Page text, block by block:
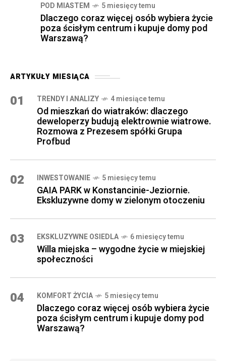
POD MIASTEM 5 miesięcy temu
Dlaczego coraz więcej osób wybiera życie
poza ścisłym centrum i kupuje domy pod
Warszawą?
ARTYKUŁY MIESIĄCA
01 TRENDY I ANALIZY 4 miesiące temu
Od mieszkań do wiatraków: dlaczego
deweloperzy budują elektrownie wiatrowe.
Rozmowa z Prezesem spółki Grupa
Profbud
02 INWESTOWANIE 5 miesięcy temu
GAIA PARK w Konstancinie-Jeziornie.
Ekskluzywne domy w zielonym otoczeniu
03 EKSKLUZYWNE OSIEDLA 6 miesięcy temu
Willa miejska – wygodne życie w miejskiej
społeczności
04 KOMFORT ŻYCIA 5 miesięcy temu
Dlaczego coraz więcej osób wybiera życie
poza ścisłym centrum i kupuje domy pod
Warszawą?